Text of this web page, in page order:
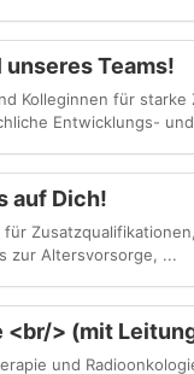
Teams!
Kolleginnen für starke
Entwicklungs-
auf Dich!
zur Altersvorsorge, ...
> (mit
und